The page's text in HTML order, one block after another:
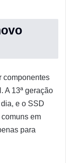
componentes
A 13ª geração
e o SSD
em
para